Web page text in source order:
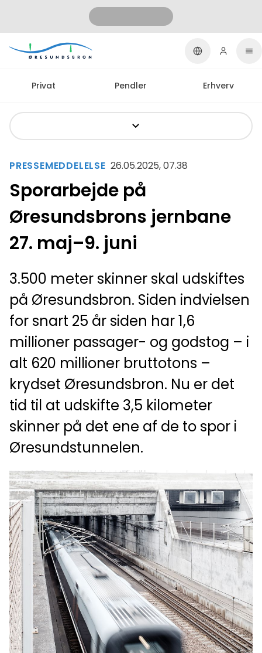
Privat Pendler Erhverv
PRESSEMEDDELELSE 26.05.2025, 07.38
Sporarbejde på
Øresundsbrons jernbane
27. maj–9. juni
3.500 meter skinner skal udskiftes
på Øresundsbron. Siden indvielsen
for snart 25 år siden har 1,6
millioner passager- og godstog – i
alt 620 millioner bruttotons –
krydset Øresundsbron. Nu er det
tid til at udskifte 3,5 kilometer
skinner på det ene af de to spor i
Øresundstunnelen.